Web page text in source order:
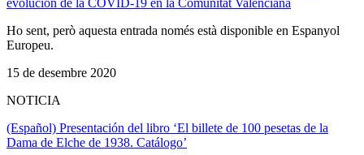
Ho sent, però aquesta entrada només està disponible en Espanyol
Europeu.
15 de desembre 2020
NOTICIA
(Español) Presentación del libro ‘El billete de 100 pesetas de la
Dama de Elche de 1938. Catálogo’